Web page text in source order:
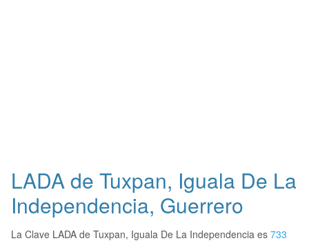
LADA de Tuxpan, Iguala De La
Independencia, Guerrero
La Clave LADA de Tuxpan, Iguala De La Independencia es 733